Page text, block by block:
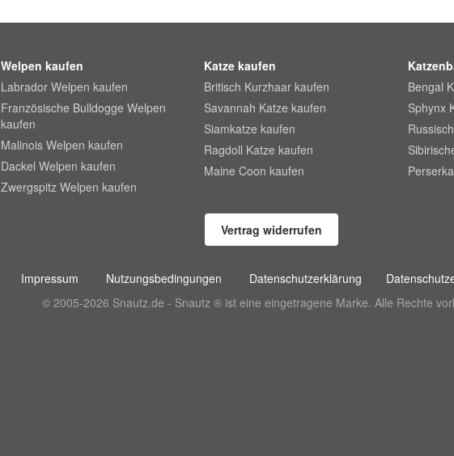
Welpen kaufen
Labrador Welpen kaufen
Französische Bulldogge Welpen
kaufen
Malinois Welpen kaufen
Dackel Welpen kaufen
Zwergspitz Welpen kaufen
Katze kaufen
Britisch Kurzhaar kaufen
Savannah Katze kaufen
Siamkatze kaufen
Ragdoll Katze kaufen
Maine Coon kaufen
Bengal
Sphynx
Vertrag widerrufen
Impressum Nutzungsbedingungen Datenschutzerklärung
© 2005-2026 Snautz.de - Snautz ® ist eine eingetragene Marke. Alle Rechte